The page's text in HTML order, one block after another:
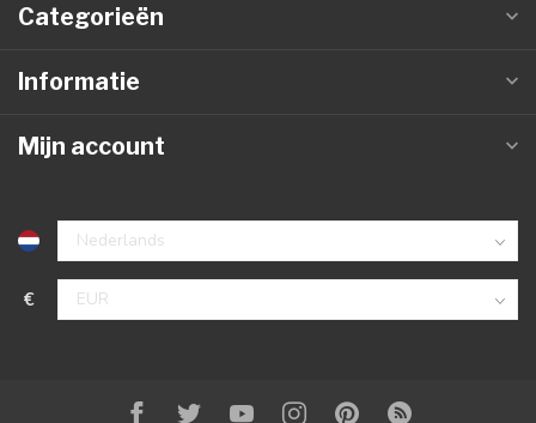
Categorieën
Informatie
Mijn account
€